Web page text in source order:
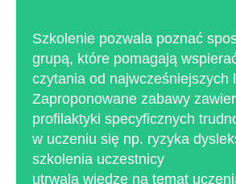
Szkolenie pozwala poznać
grupą, które pomagają
czytania od najwcześniejszych
Zaproponowane zabawy
profilaktyki specyficznych
w uczeniu się np. ryzyka
szkolenia uczestnicy
utrwalą wiedzę na temat